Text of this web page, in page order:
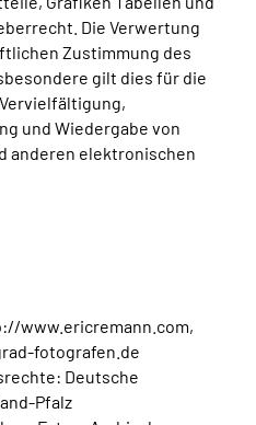
Die Verwertung
Zustimmung des
gilt dies für die
und Wiedergabe von
anderen elektronischen
www.ericremann.com,
fotografen.de
Deutsche
Pfalz